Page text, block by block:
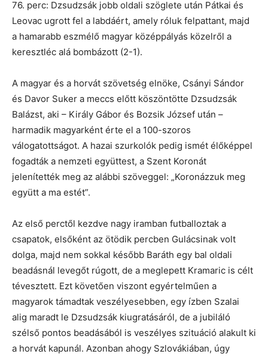
76. perc: Dzsudzsák jobb oldali szöglete után Pátkai és
Leovac ugrott fel a labdáért, amely róluk felpattant, majd
a hamarabb eszmélő magyar középpályás közelről a
keresztléc alá bombázott (2-1).
A magyar és a horvát szövetség elnöke, Csányi Sándor
és Davor Suker a meccs előtt köszöntötte Dzsudzsák
Balázst, aki – Király Gábor és Bozsik József után –
harmadik magyarként érte el a 100-szoros
válogatottságot. A hazai szurkolók pedig ismét élőképpel
fogadták a nemzeti együttest, a Szent Koronát
jelenítették meg az alábbi szöveggel: „Koronázzuk meg
együtt a ma estét”.
Az első perctől kezdve nagy iramban futballoztak a
csapatok, elsőként az ötödik percben Gulácsinak volt
dolga, majd nem sokkal később Baráth egy bal oldali
beadásnál levegőt rúgott, de a meglepett Kramaric is célt
tévesztett. Ezt követően viszont egyértelműen a
magyarok támadtak veszélyesebben, egy ízben Szalai
alig maradt le Dzsudzsák kiugratásáról, de a jubiláló
szélső pontos beadásából is veszélyes szituáció alakult ki
a horvát kapunál. Azonban ahogy Szlovákiában, úgy